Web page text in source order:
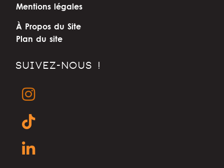
Mentions légales
À Propos du Site
Plan du site
SUIVEZ-NOUS !